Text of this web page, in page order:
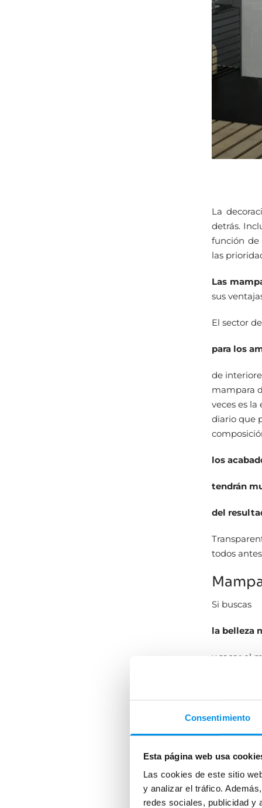
Consentimiento
Esta página web usa
Las cookies de este sitio
y analizar el tráfico.
redes sociales, publicidad y
La
detrás.
función de
las
Las
sus
El sector
para los
de
mampara
veces es
diario que
los
tendrán
del
todos
Si buscas
la belleza
y sacar el
fomentan
visual a la
cuando
un extra,